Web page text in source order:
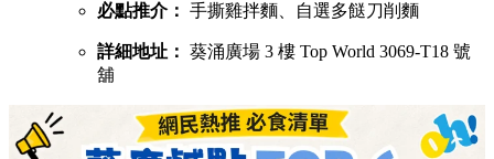
必點推介： 手撕雞拌麵、自選多餸刀削麵
詳細地址： 葵涌廣場 3 樓 Top World 3069-T18 號
舖